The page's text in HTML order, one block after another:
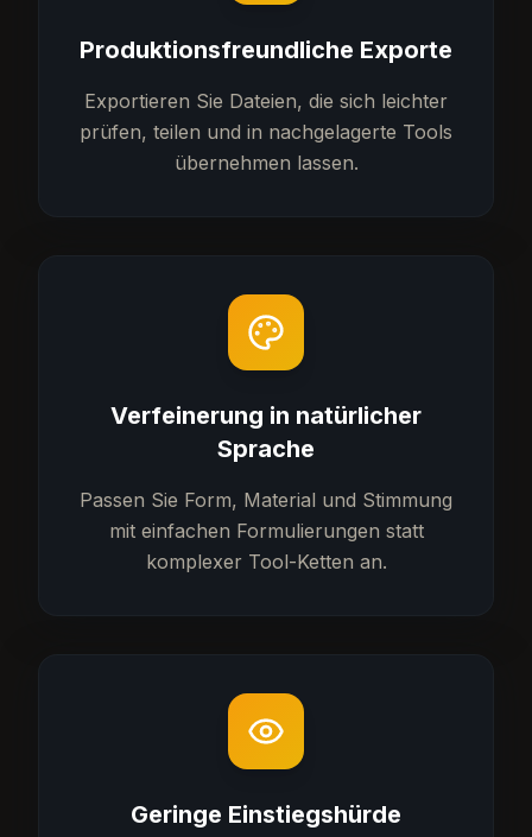
Produktionsfreundliche Exporte
Exportieren Sie Dateien, die sich leichter
prüfen, teilen und in nachgelagerte Tools
übernehmen lassen.
Verfeinerung in natürlicher
Sprache
Passen Sie Form, Material und Stimmung
mit einfachen Formulierungen statt
komplexer Tool-Ketten an.
Geringe Einstiegshürde